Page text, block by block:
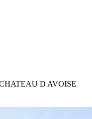
D AVOISE